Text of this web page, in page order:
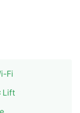
belangrijkste
en op
Bezoek het
of ontdek de
Met een
in de
Fi
Lift